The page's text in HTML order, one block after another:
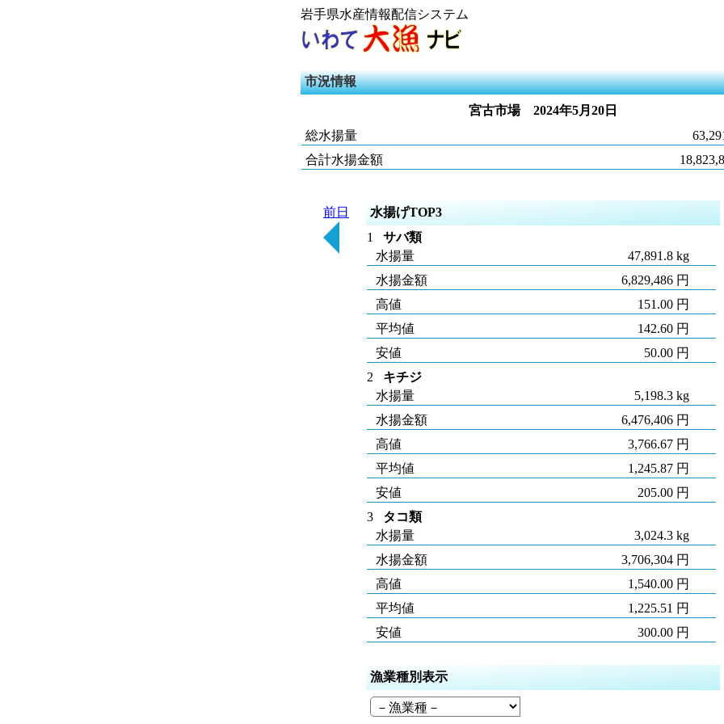
岩手県水産情報配信システム
市況情報
宮古市場
2024年5月20日
総水揚量
合計水揚金額
前日
水揚げTOP3
1
サバ類
水揚量
47,891.8 kg
水揚金額
6,829,486 円
高値
151.00 円
平均値
142.60 円
安値
50.00 円
2
キチジ
水揚量
5,198.3 kg
水揚金額
6,476,406 円
高値
3,766.67 円
平均値
1,245.87 円
安値
205.00 円
3
タコ類
水揚量
3,024.3 kg
水揚金額
3,706,304 円
高値
1,540.00 円
平均値
1,225.51 円
安値
300.00 円
漁業種別表示